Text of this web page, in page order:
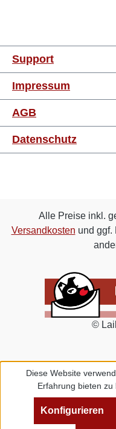
Support
Impressum
AGB
Datenschutz
Alle Preise inkl.
Versandkosten und ggf.
©
Diese Website
Erfahrung bieten zu
Konfigurieren